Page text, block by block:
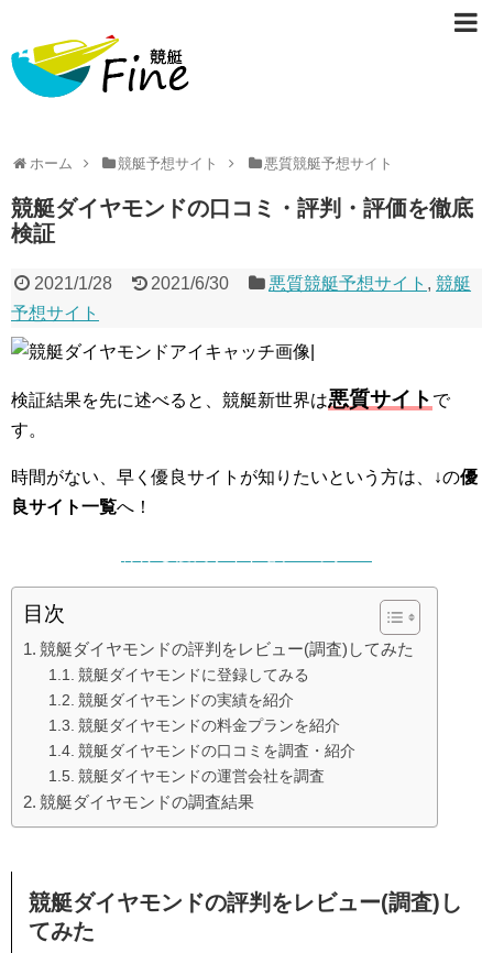
ホーム 競艇予想サイト 悪質競艇予想サイト
競艇ダイヤモンドの口コミ・評判・評価を徹底
検証
2021/1/28 2021/6/30 悪質競艇予想サイト ,競艇
予想サイト
検証結果を先に述べると、競艇新世界は悪質サイト で
す。
時間がない、早く優良サイトが知りたいという方は、↓の優
良サイト一覧へ！
目次
競艇ダイヤモンドの評判をレビュー(調査)してみた
競艇ダイヤモンドに登録してみる
競艇ダイヤモンドの実績を紹介
競艇ダイヤモンドの料金プランを紹介
競艇ダイヤモンドの口コミを調査・紹介
競艇ダイヤモンドの運営会社を調査
競艇ダイヤモンドの調査結果
競艇ダイヤモンドの評判をレビュー(調査)し
てみた